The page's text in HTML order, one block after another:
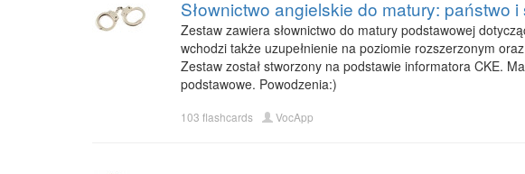
Słownictwo angielskie do matury: państwo
Zestaw zawiera słownictwo do matury podstawowej
wchodzi także uzupełnienie na poziomie rozszerzonym
Zestaw został stworzony na podstawie informatora CKE.
podstawowe. Powodzenia:)
103 flashcards VocApp